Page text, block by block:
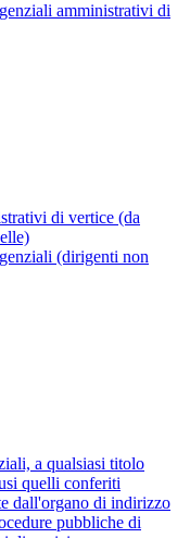
amministrativi di
di vertice (da
(dirigenti non
a qualsiasi titolo
quelli conferiti
dall'organo di indirizzo
pubbliche di